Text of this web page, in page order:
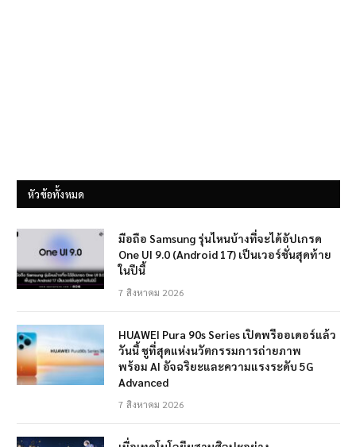
หัวข้อทั้งหมด
มือถือ Samsung รุ่นไหนบ้างที่จะได้อัปเกรด
One UI 9.0 (Android 17) เป็นเวอร์ชั่นสุดท้าย
ในปีนี้
7 สิงหาคม 2026
HUAWEI Pura 90s Series เปิดพรีออเดอร์แล้ว
วันนี้ ชูที่สุดแห่งนวัตกรรมการถ่ายภาพ
พร้อม AI อัจฉริยะและความแรงระดับ 5G
Advanced
7 สิงหาคม 2026